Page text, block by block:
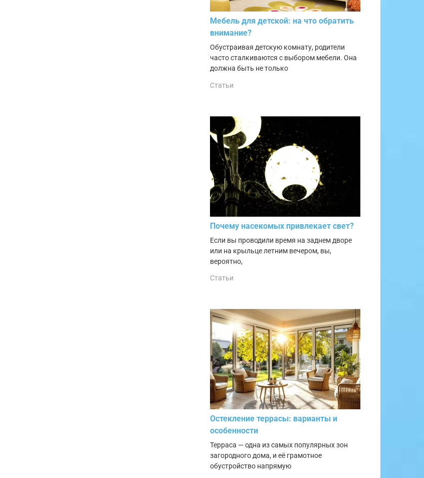
Мебель для детской: на что обратить
внимание?
Обустраивая детскую комнату, родители
часто сталкиваются с выбором мебели. Она
должна быть не только
Статьи
Почему насекомых привлекает свет?
Если вы проводили время на заднем дворе
или на крыльце летним вечером, вы,
вероятно,
Статьи
Остекление террасы: варианты и
особенности
Терраса — одна из самых популярных зон
загородного дома, и её грамотное
обустройство напрямую